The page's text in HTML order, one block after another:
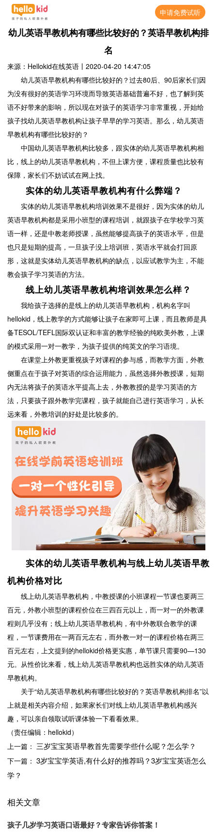
申请免费试听
幼儿英语早教机构有哪些比较好的？英语早教机构排
名
来源：Hellokid在线英语 丨 2020-04-20 14:47:05
幼儿英语早教机构有哪些比较好的？过去80后、90后家长们因
为没有很好的英语学习环境而导致英语基础普遍不好，也了解到英
语不好带来的影响，所以现在对孩子的英语学习非常重视，开始给
孩子找幼儿英语早教机构让孩子早早的学习英语。那么，幼儿英语
早教机构有哪些比较好的？
中国幼儿英语早教机构比较多，跟实体的幼儿英语早教机构相
比，线上的幼儿英语早教机构，不但上课方便，课程质量也比较有
保障，家长们不妨试试在网上找。
实体的幼儿英语早教机构有什么弊端？
实体的幼儿英语早教机构培训效果不是很好，因为实体的幼儿
英语早教机构都是采用小班型的课程培训，就跟孩子在学校学习英
语一样，还是中教老师授课，虽然能够提高孩子的英语水平，但是
也只是短期的提高，一旦孩子没上培训班，英语水平就会打回原
形，这就是实体幼儿英语早教机构的缺点，以应试教学为主，不能
教会孩子学习英语的方法。
线上幼儿英语早教机构培训效果怎么样？
我给孩子选择的是线上的幼儿英语早教机构，机构名字叫
hellokid，线上教学的方式能够让孩子在家即可上课，而且教师是具
备TESOL/TEFL国际双认证和丰富的教学经验的纯欧美外教，上课
的模式采用一对一教学，为孩子提供的纯英文的学习语境。
在课堂上外教更重视孩子对课程的参与感，而教学方面，外教
侧重点在于孩子对英语的综合运用能力，虽然选择外教授课，短期
内无法将孩子的英语水平提高上去，外教教授的是学习英语的方
法，只要孩子跟外教学完课程，孩子就能自己进行英语学习，从长
远来看，外教培训的好处是比较多的。
实体的幼儿英语早教机构与线上幼儿英语早教
机构价格对比
线上幼儿英语早教机构，中教授课的小班课程一节课也要两三
百元，外教小班型的课程价位在三四百元以上，而一对一的外教课
程则几乎没有；线上幼儿英语早教机构，有中外教联合教学的课
程，一节课费用在一两百元左右，而外教一对一的课程价格在两三
百元左右，上文提到的hellokid价格更实惠，单节课只需要90—130
元。从性价比来看，线上幼儿英语早教机构也远胜实体的幼儿英语
早教机构。
关于“幼儿英语早教机构有哪些比较好的？英语早教机构排名”以
上就是相关内容介绍，如果家长们对线上幼儿英语早教机构感兴
趣，可以亲自领取试听课体验一下看看效果。
（责任编辑：hellokid）
上一篇： 三岁宝宝英语早教首先需要学些什么呢？怎么学？
下一篇： 3岁宝宝学英语,有什么好的推荐吗？3岁宝宝英语怎么
学？
相关文章
孩子几岁学习英语口语最好？专家告诉你答案！